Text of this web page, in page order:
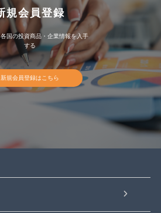
規会員登録
国の投資商品・企業情報を入手
する
新規会員登録はこちら